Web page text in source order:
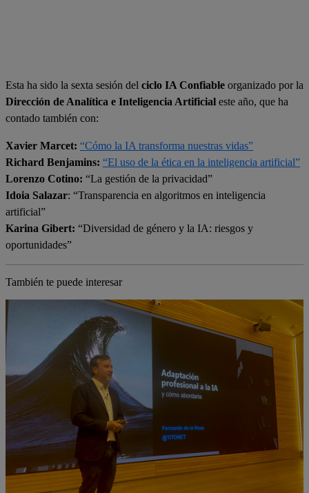
Esta ha sido la sexta sesión del ciclo IA Confiable organizado por la
Dirección de Analítica e Inteligencia Artificial este año, que ha
contado también con:
Xavier Marcet: “Cómo la IA transforma nuestras vidas”
Richard Benjamins: “El uso de la ética en la inteligencia artificial”
Lorenzo Cotino: “La gestión de la privacidad”
Idoia Salazar: “Transparencia en algoritmos en inteligencia
artificial”
Karina Gibert: “Diversidad de género y la IA: riesgos y
oportunidades”
También te puede interesar